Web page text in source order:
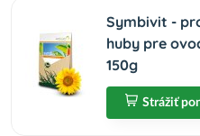
Symbivit -
huby pre
150g
Strážiť